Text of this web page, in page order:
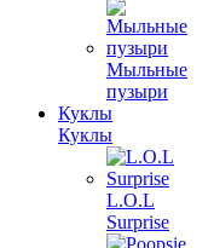
Мыльные
пузыри
Куклы
Куклы
L.O.L
Surprise